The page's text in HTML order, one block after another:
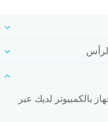
بالكمبيوتر لديك عبر